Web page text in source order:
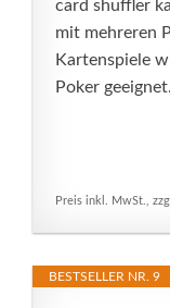
card shuffler
mit mehreren
Kartenspiele
Poker
Preis inkl. MwSt.,
BESTSELLER NR. 9